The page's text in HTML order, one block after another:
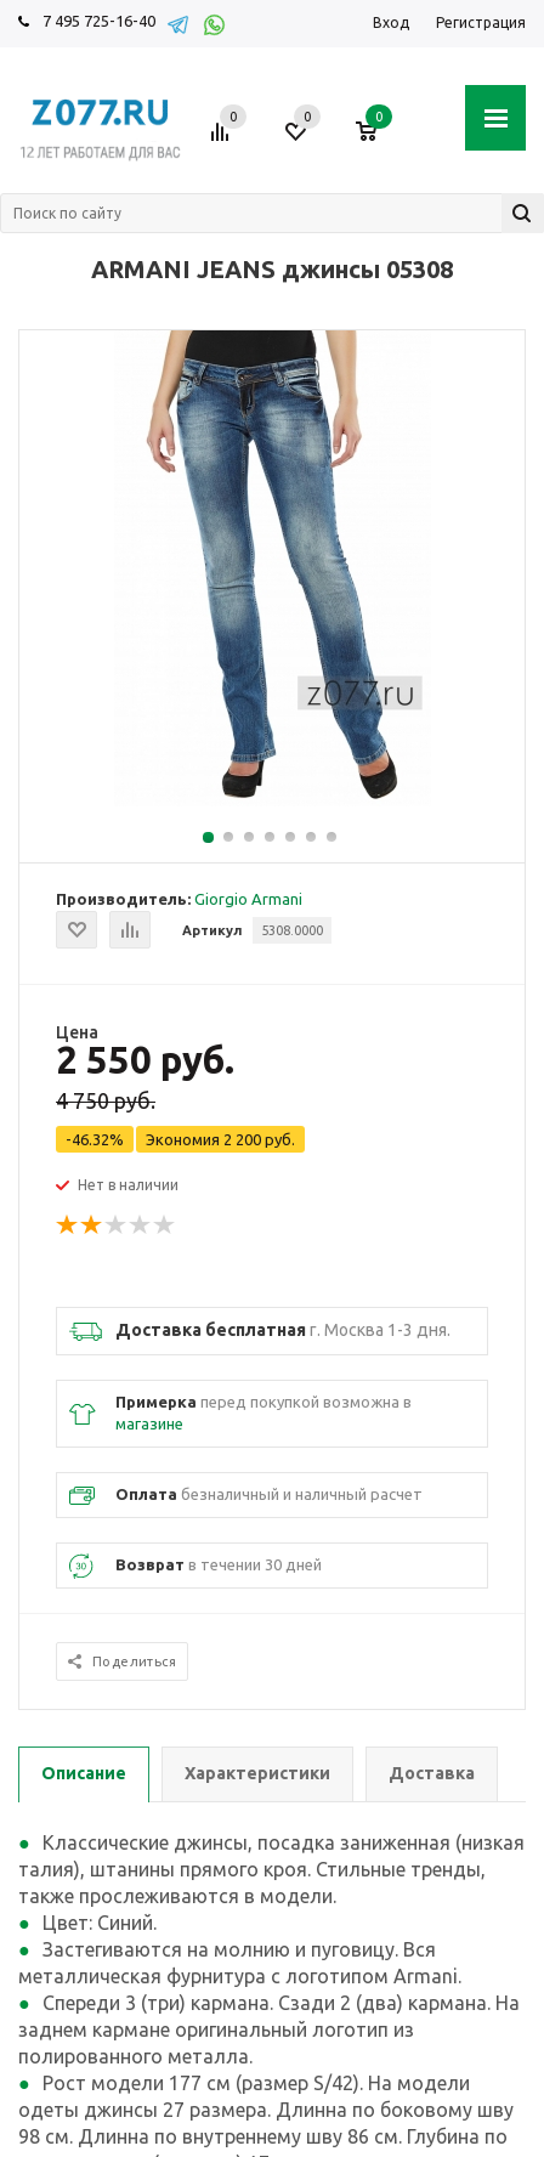
7 495 725-16-40 Вход Регистрация
0 0 0
ARMANI JEANS джинсы 05308
Производитель: Giorgio Armani
Артикул 5308.0000
Цена
2 550 руб.
4 750 руб.
-46.32% Экономия 2 200 руб.
Нет в наличии
Доставка бесплатнаяг. Москва 1-3 дня.
Примерка перед покупкой возможна в
магазине
Оплата безналичный и наличный расчет
Возврат в течении 30 дней
Поделиться
Описание Характеристики Доставка
Классические джинсы, посадка заниженная (низкая
талия), штанины прямого кроя. Стильные тренды,
также прослеживаются в модели.
Цвет: Синий.
Застегиваются на молнию и пуговицу. Вся
металлическая фурнитура с логотипом Armani.
Спереди 3 (три) кармана. Сзади 2 (два) кармана. На
заднем кармане оригинальный логотип из
полированного металла.
Рост модели 177 см (размер S/42). На модели
одеты джинсы 27 размера. Длинна по боковому шву
98 см. Длинна по внутреннему шву 86 см. Глубина по